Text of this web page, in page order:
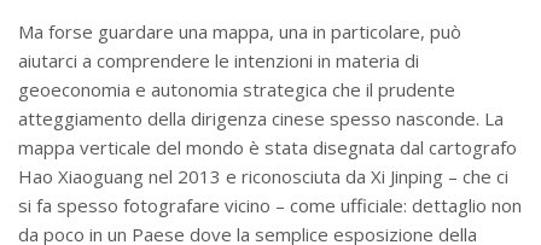
Ma forse guardare una mappa, una in particolare, può
aiutarci a comprendere le intenzioni in materia di
geoeconomia e autonomia strategica che il prudente
atteggiamento della dirigenza cinese spesso nasconde. La
mappa verticale del mondo è stata disegnata dal cartografo
Hao Xiaoguang nel 2013 e riconosciuta da Xi Jinping – che ci
si fa spesso fotografare vicino – come ufficiale: dettaglio non
da poco in un Paese dove la semplice esposizione della